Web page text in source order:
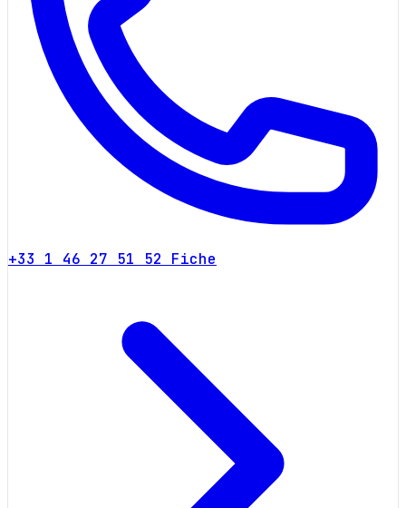
+33 1 46 27 51 52 Fiche